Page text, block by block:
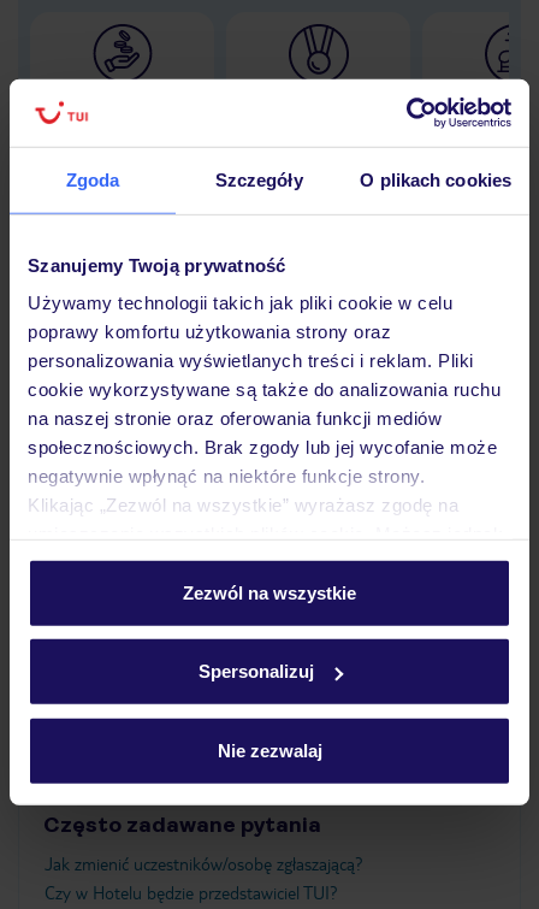
Zgoda Szczegóły O plikach cookies
Szanujemy Twoją prywatność
Używamy technologii takich jak pliki cookie w celu
poprawy komfortu użytkowania strony oraz
personalizowania wyświetlanych treści i reklam. Pliki
cookie wykorzystywane są także do analizowania ruchu
na naszej stronie oraz oferowania funkcji mediów
społecznościowych. Brak zgody lub jej wycofanie może
negatywnie wpłynąć na niektóre funkcje strony.
Klikając „Zezwól na wszystkie” wyrażasz zgodę na
personalizować swój wybór wchodząc w zakładkę
Szczegółowe informacje o plikach cookie znajdziesz
Zezwól na wszystkie
Spersonalizuj
Nie zezwalaj
30 lat w
Hotel
Opinie
Pokoje
Atrakcje
Ważne informacje
Często zadawane pytania
Jak zmienić uczestników/osobę zgłaszającą?
Czy w Hotelu będzie przedstawiciel TUI?